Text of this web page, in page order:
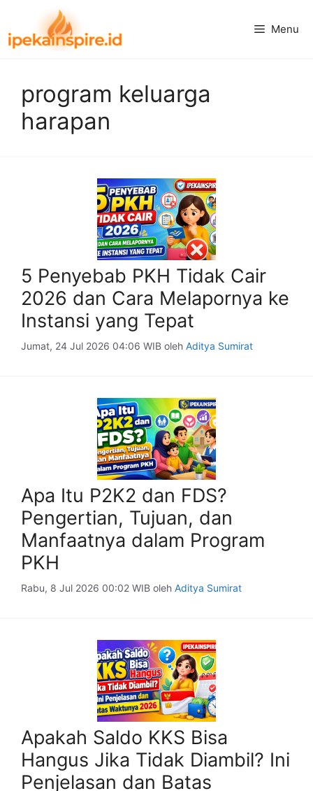
isi
Menu
program keluarga
harapan
5 Penyebab PKH Tidak Cair
2026 dan Cara Melapornya ke
Instansi yang Tepat
Jumat, 24 Jul 2026 04:06 WIB oleh Aditya Sumirat
Apa Itu P2K2 dan FDS?
Pengertian, Tujuan, dan
Manfaatnya dalam Program
PKH
Rabu, 8 Jul 2026 00:02 WIB oleh Aditya Sumirat
Apakah Saldo KKS Bisa
Hangus Jika Tidak Diambil? Ini
Penjelasan dan Batas